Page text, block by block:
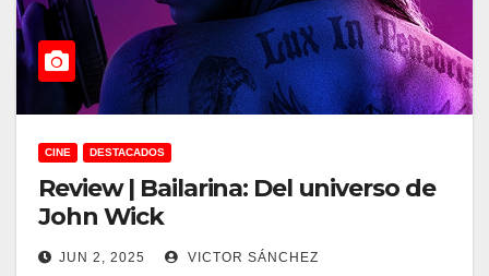
CINE DESTACADOS
Review | Bailarina: Del universo de
John Wick
JUN 2, 2025 VICTOR SÁNCHEZ